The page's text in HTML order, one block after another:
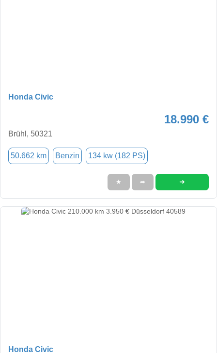
Honda Civic
18.990 €
Brühl, 50321
50.662 km Benzin 134 kw (182 PS)
★ ➦ ➜
Honda Civic